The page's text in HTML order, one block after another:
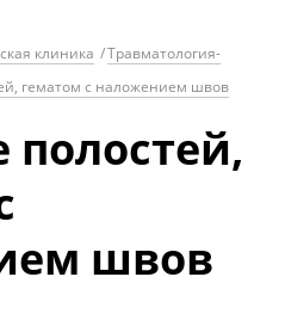
клиника /Травматология-
гематом с наложением швов
полостей,
швов